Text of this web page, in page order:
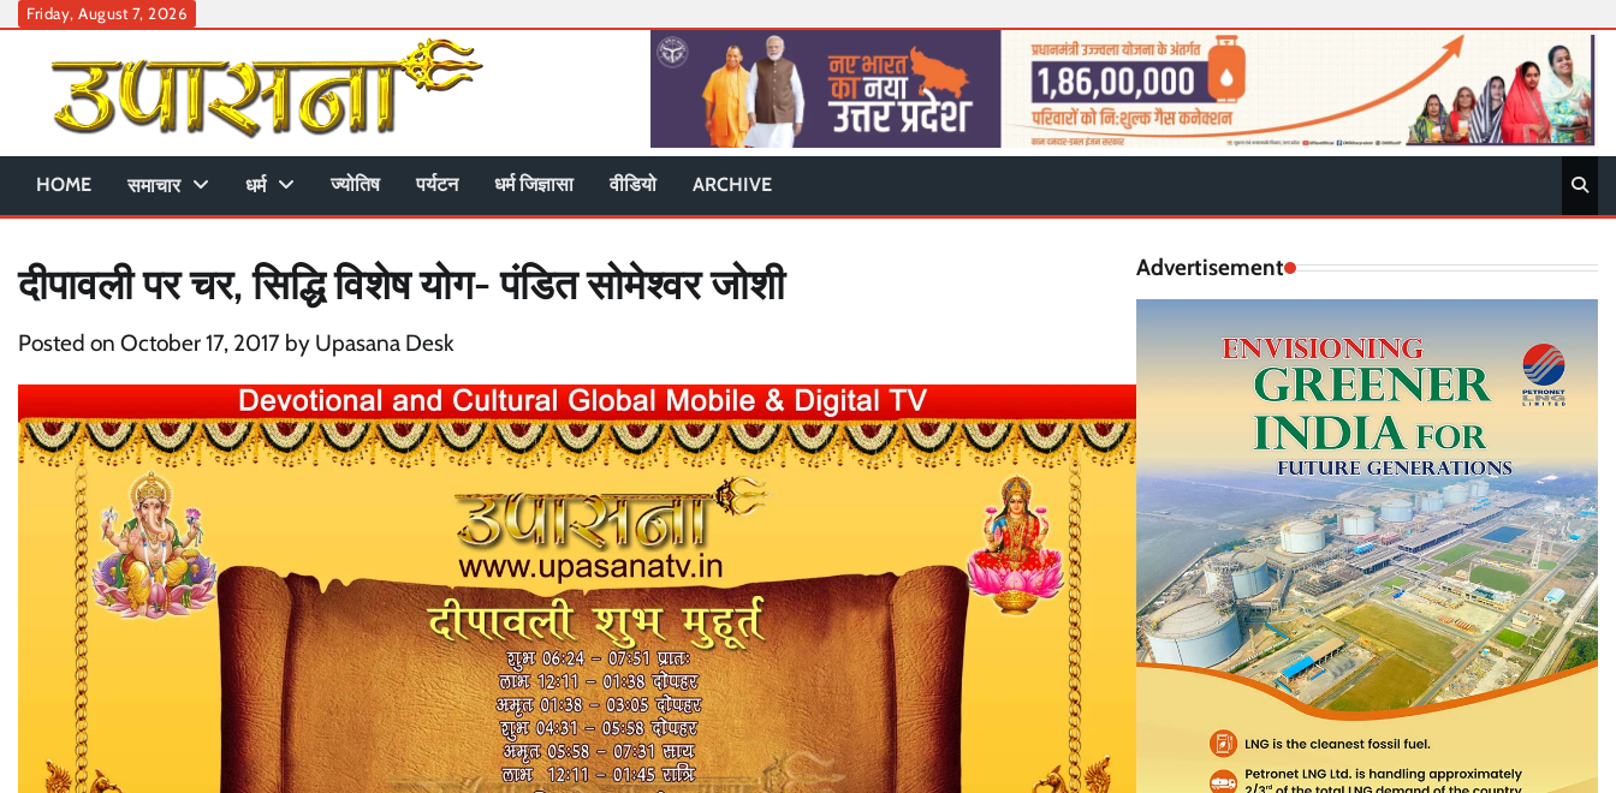
Skip
content
Friday, August 7, 2026
HOME समाचार धर्म ज्योतिष पर्यटन धर्म जिज्ञासा वीडियो ARCHIVE
दीपावली पर चर, सिद्धि विशेष योग- पंडित सोमेश्वर जोशी
Posted on October 17, 2017 by Upasana Desk
Advertisement